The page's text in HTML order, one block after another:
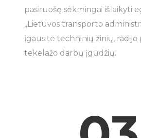
pasiruošę sėkmingai išlaikyti
„Lietuvos transporto
įgausite techninių žinių,
tekelažo darbų įgūdžių.